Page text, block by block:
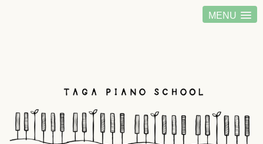
MENU